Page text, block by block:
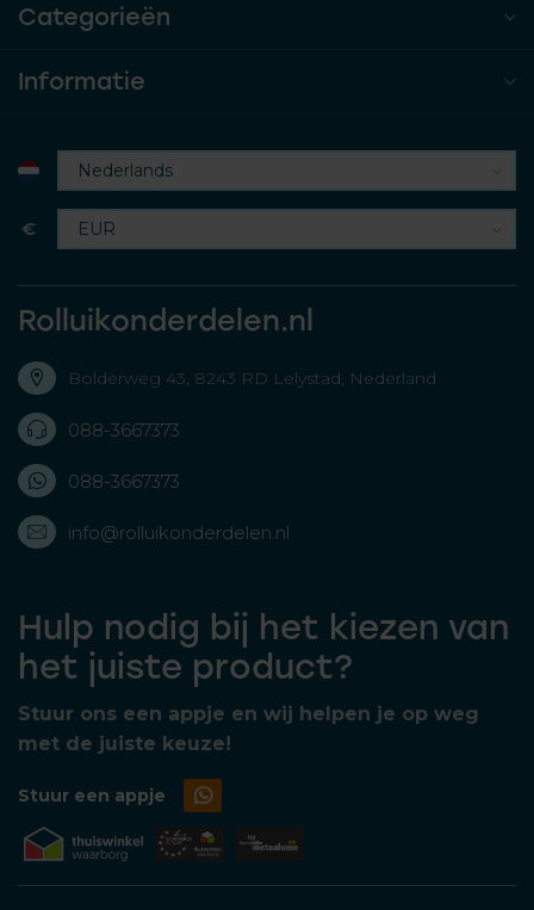
Categorieën
Informatie
€
Rolluikonderdelen.nl
Bolderweg 43, 8243 RD Lelystad, Nederland
088-3667373
088-3667373
info@rolluikonderdelen.nl
Hulp nodig bij het kiezen van
het juiste product?
Stuur ons een appje en wij helpen je op weg
met de juiste keuze!
Stuur een appje